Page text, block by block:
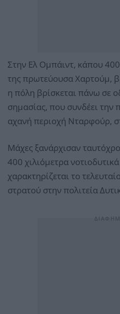
Στην Ελ Ομπάιντ, κάπου 400
της πρωτεύουσα Χαρτούμ,
η πόλη βρίσκεται πάνω σε
σημασίας, που συνδέει την
αχανή περιοχή Νταρφούρ,
Μάχες ξανάρχισαν
400 χιλιόμετρα
χαρακτηρίζεται το
στρατού στην πολιτεία